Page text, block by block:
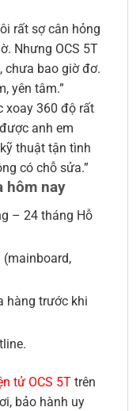
rất sợ cân hỏng
Nhưng OCS 5T
chưa bao giờ đơ.
yên tâm.”
xoay 360 độ rất
anh em
thuật tận tình
có chỗ sửa.”
hôm nay
– 24 tháng Hỗ
(mainboard,
hàng trước khi
tử OCS 5T trên
bảo hành uy